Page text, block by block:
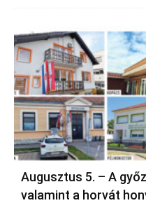
Augusztus 5. – A
valamint a horvát